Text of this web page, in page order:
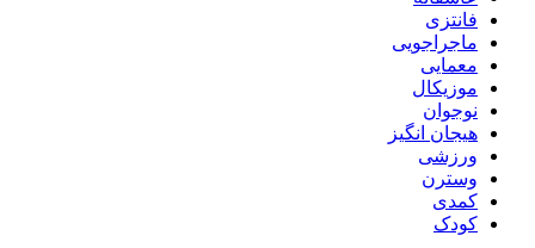
فانتزی
ماجراجویی
معمایی
موزیکال
نوجوان
هیجان انگیز
ورزشی
وسترن
کمدی
کودک